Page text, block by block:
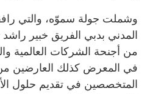
وشملت جولة سموّه، والتي
المدني بدبي الفريق خبير
من أجنحة الشركات العالمية
في المعرض كذلك العارضين من
المتخصصين في تقديم حلول